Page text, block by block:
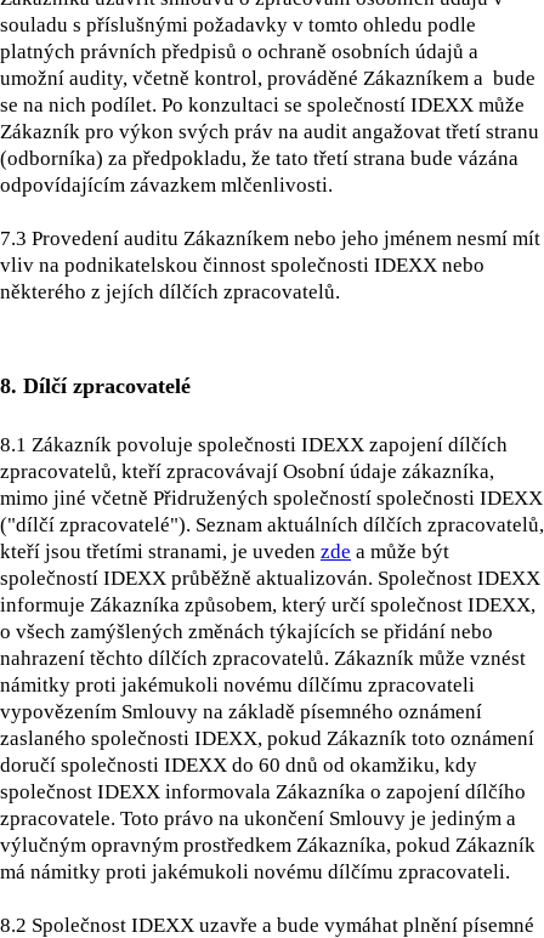
souladu s příslušnými požadavky v tomto ohledu podle
platných právních předpisů o ochraně osobních údajů a
umožní audity, včetně kontrol, prováděné Zákazníkem a bude
se na nich podílet. Po konzultaci se společností IDEXX může
Zákazník pro výkon svých práv na audit angažovat třetí stranu
(odborníka) za předpokladu, že tato třetí strana bude vázána
odpovídajícím závazkem mlčenlivosti.
7.3 Provedení auditu Zákazníkem nebo jeho jménem nesmí mít
vliv na podnikatelskou činnost společnosti IDEXX nebo
některého z jejích dílčích zpracovatelů.
8. Dílčí zpracovatelé
8.1 Zákazník povoluje společnosti IDEXX zapojení dílčích
zpracovatelů, kteří zpracovávají Osobní údaje zákazníka,
mimo jiné včetně Přidružených společností společnosti IDEXX
("dílčí zpracovatelé"). Seznam aktuálních dílčích zpracovatelů,
kteří jsou třetími stranami, je uveden zde a může být
společností IDEXX průběžně aktualizován. Společnost IDEXX
informuje Zákazníka způsobem, který určí společnost IDEXX,
o všech zamýšlených změnách týkajících se přidání nebo
nahrazení těchto dílčích zpracovatelů. Zákazník může vznést
námitky proti jakémukoli novému dílčímu zpracovateli
vypovězením Smlouvy na základě písemného oznámení
zaslaného společnosti IDEXX, pokud Zákazník toto oznámení
doručí společnosti IDEXX do 60 dnů od okamžiku, kdy
společnost IDEXX informovala Zákazníka o zapojení dílčího
zpracovatele. Toto právo na ukončení Smlouvy je jediným a
výlučným opravným prostředkem Zákazníka, pokud Zákazník
má námitky proti jakémukoli novému dílčímu zpracovateli.
8.2 Společnost IDEXX uzavře a bude vymáhat plnění písemné